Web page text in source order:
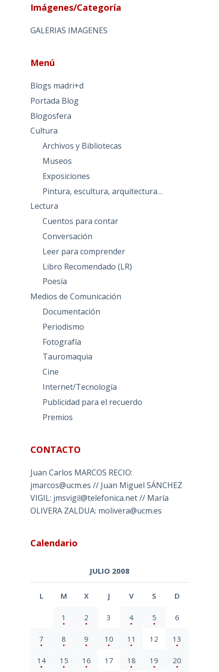
Imágenes/Categoría
GALERIAS IMAGENES
Menú
Blogs madri+d
Portada Blog
Blogosfera
Cultura
Archivos y Bibliotecas
Museos
Exposiciones
Pintura, escultura, arquitectura…
Lectura
Cuentos para contar
Conversación
Leer para comprender
Libro Recomendado (LR)
Poesía
Medios de Comunicación
Documentación
Periodismo
Fotografía
Tauromaquia
Cine
Internet/Tecnología
Publicidad para el recuerdo
Premios
CONTACTO
Juan Carlos MARCOS RECIO:
jmarcos@ucm.es // Juan Miguel SÁNCHEZ
VIGIL: jmsvigil@telefonica.net // María
OLIVERA ZALDUA: molivera@ucm.es
Calendario
JULIO 2008
L M X J V S D
1 2 3 4 5 6
7 8 9 10 11 12 13
14 15 16 17 18 19 20